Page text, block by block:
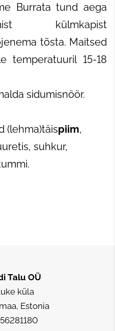
Burrata tund aega
külmkapist
tõsta. Maitsed
temperatuuril 15-18
sidumisnöör.
(lehma)täispiim,
suhkur,
Talu OÜ
küla
Estonia